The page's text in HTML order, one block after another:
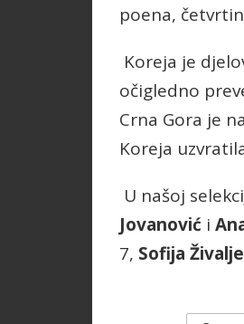
poena,
Koreja je
očigledno
Crna Gora je
Koreja
U našoj
Jovanović i
7, Sofija